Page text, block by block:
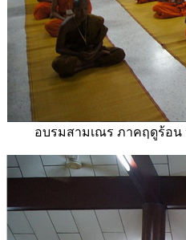
อบรมสามเณร ภาคฤดูร้อน